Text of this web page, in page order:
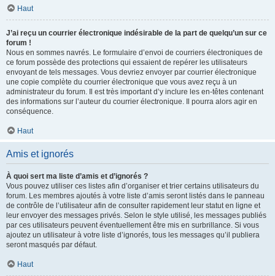
Haut
J’ai reçu un courrier électronique indésirable de la part de quelqu’un sur ce
forum !
Nous en sommes navrés. Le formulaire d’envoi de courriers électroniques de
ce forum possède des protections qui essaient de repérer les utilisateurs
envoyant de tels messages. Vous devriez envoyer par courrier électronique
une copie complète du courrier électronique que vous avez reçu à un
administrateur du forum. Il est très important d’y inclure les en-têtes contenant
des informations sur l’auteur du courrier électronique. Il pourra alors agir en
conséquence.
Haut
Amis et ignorés
À quoi sert ma liste d’amis et d’ignorés ?
Vous pouvez utiliser ces listes afin d’organiser et trier certains utilisateurs du
forum. Les membres ajoutés à votre liste d’amis seront listés dans le panneau
de contrôle de l’utilisateur afin de consulter rapidement leur statut en ligne et
leur envoyer des messages privés. Selon le style utilisé, les messages publiés
par ces utilisateurs peuvent éventuellement être mis en surbrillance. Si vous
ajoutez un utilisateur à votre liste d’ignorés, tous les messages qu’il publiera
seront masqués par défaut.
Haut